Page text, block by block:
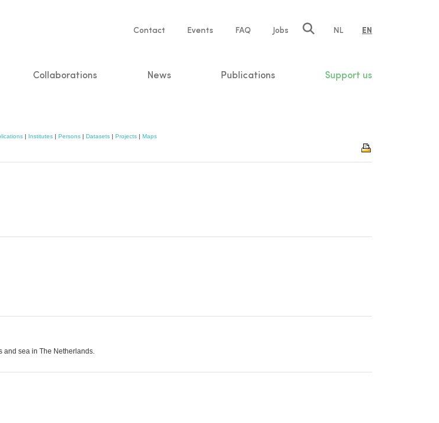
Service
Contact Events FAQ Jobs NL EN
Collaborations News Publications Support us
| Institutes | Persons | Datasets | Projects | Maps
and sea in The Netherlands.